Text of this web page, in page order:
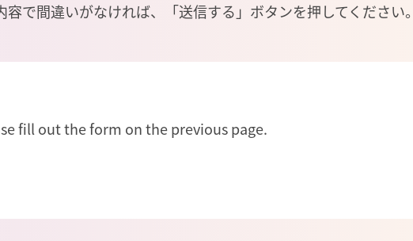
容で間違いがなければ、「送信する」ボタンを押してください
fill out the form on the previous page.